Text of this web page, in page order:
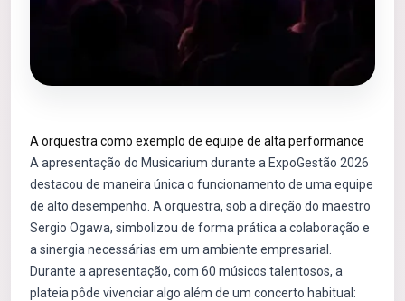
A orquestra como exemplo de equipe de alta performance
A apresentação do Musicarium durante a ExpoGestão 2026
destacou de maneira única o funcionamento de uma equipe
de alto desempenho. A orquestra, sob a direção do maestro
Sergio Ogawa, simbolizou de forma prática a colaboração e
a sinergia necessárias em um ambiente empresarial.
Durante a apresentação, com 60 músicos talentosos, a
plateia pôde vivenciar algo além de um concerto habitual: